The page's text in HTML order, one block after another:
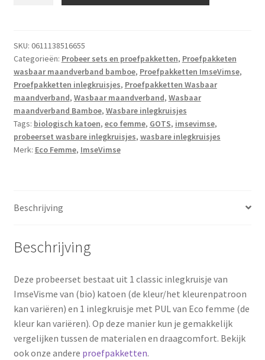
Eco
Femme)
aantal
SKU: 0611138516655
Categorieën: Probeer sets en proefpakketten, Proefpakketen
wasbaar maandverband bamboe, Proefpakketten ImseVimse,
Proefpakketten inlegkruisjes, Proefpakketten Wasbaar
maandverband, Wasbaar maandverband, Wasbaar
maandverband Bamboe, Wasbare inlegkruisjes
Tags: biologisch katoen, eco femme, GOTS, imsevimse,
probeerset wasbare inlegkruisjes, wasbare inlegkruisjes
Merk: Eco Femme, ImseVimse
Beschrijving
Beschrijving
Deze probeerset bestaat uit 1 classic inlegkruisje van
ImseVisme van (bio) katoen (de kleur/het kleurenpatroon
kan variëren) en 1 inlegkruisje met PUL van Eco femme (de
kleur kan variëren). Op deze manier kun je gemakkelijk
vergelijken tussen de materialen en draagcomfort. Bekijk
ook onze andere proefpakketten.